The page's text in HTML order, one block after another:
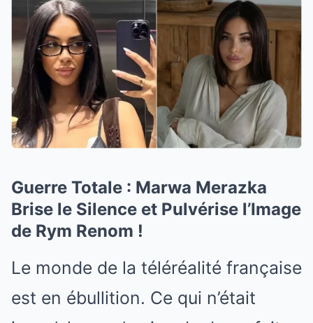
Guerre Totale : Marwa Merazka
Brise le Silence et Pulvérise l’Image
de Rym Renom !
Le monde de la téléréalité française
est en ébullition. Ce qui n’était